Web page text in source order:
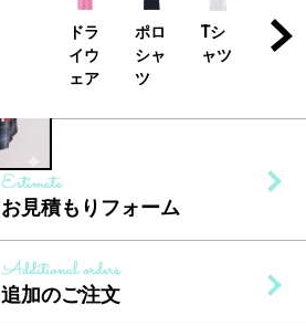
ドラ
イウ
ェア
ポロ
シャ
ツ
Tシ
ャツ
ドラ
イウ
お見積もりフォーム
追加のご注文